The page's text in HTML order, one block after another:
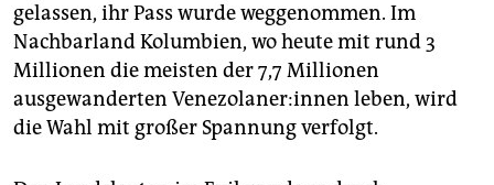
gelassen, ihr Pass wurde weggenommen. Im
Nachbarland Kolumbien, wo heute mit rund 3
Millionen die meisten der 7,7 Millionen
ausgewanderten Ve­ne­zo­la­ne­r:in­nen leben, wird
die Wahl mit großer Spannung verfolgt.